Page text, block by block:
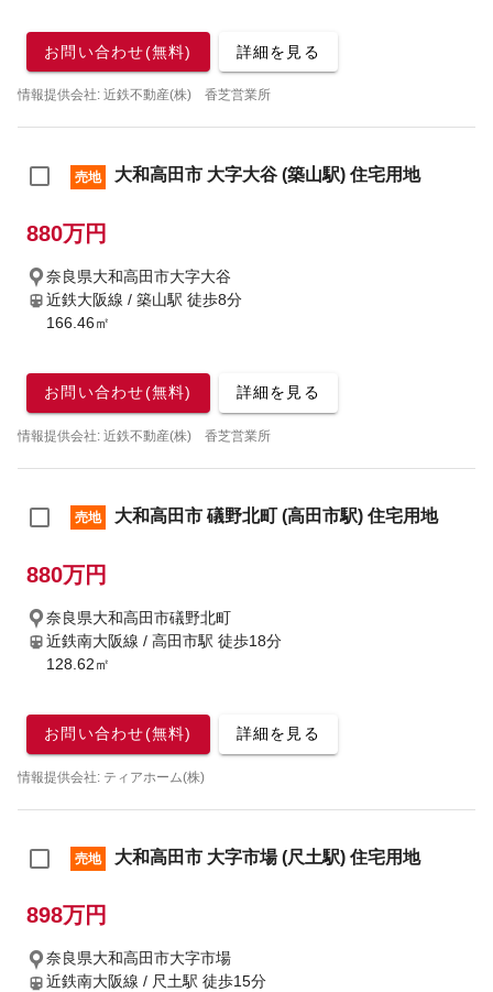
お問い合わせ(無料) 詳細を見る
情報提供会社: 近鉄不動産(株) 香芝営業所
売地 大和高田市 大字大谷 (築山駅) 住宅用地
880万円
奈良県大和高田市大字大谷
近鉄大阪線 / 築山駅 徒歩8分
166.46㎡
お問い合わせ(無料) 詳細を見る
情報提供会社: 近鉄不動産(株) 香芝営業所
売地 大和高田市 礒野北町 (高田市駅) 住宅用地
880万円
奈良県大和高田市礒野北町
近鉄南大阪線 / 高田市駅 徒歩18分
128.62㎡
お問い合わせ(無料) 詳細を見る
情報提供会社: ティアホーム(株)
売地 大和高田市 大字市場 (尺土駅) 住宅用地
898万円
奈良県大和高田市大字市場
近鉄南大阪線 / 尺土駅 徒歩15分